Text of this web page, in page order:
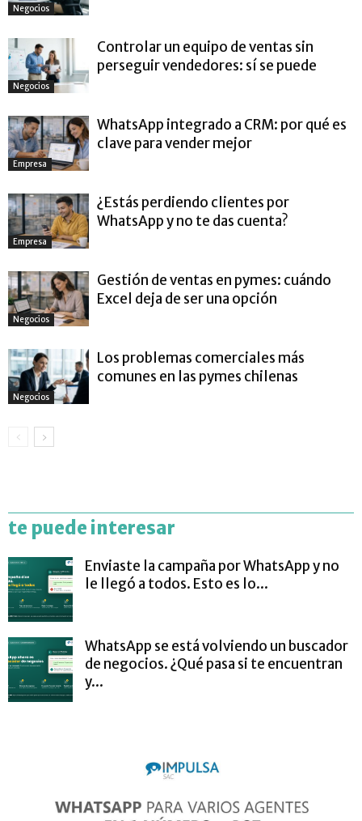
Negocios
Negocios
Controlar un equipo de ventas sin
perseguir vendedores: sí se puede
Empresa
WhatsApp integrado a CRM: por qué es
clave para vender mejor
Empresa
¿Estás perdiendo clientes por
WhatsApp y no te das cuenta?
Negocios
Gestión de ventas en pymes: cuándo
Excel deja de ser una opción
Negocios
Los problemas comerciales más
comunes en las pymes chilenas
te puede interesar
Enviaste la campaña por WhatsApp y no
le llegó a todos. Esto es lo...
WhatsApp se está volviendo un buscador
de negocios. ¿Qué pasa si te encuentran
y...